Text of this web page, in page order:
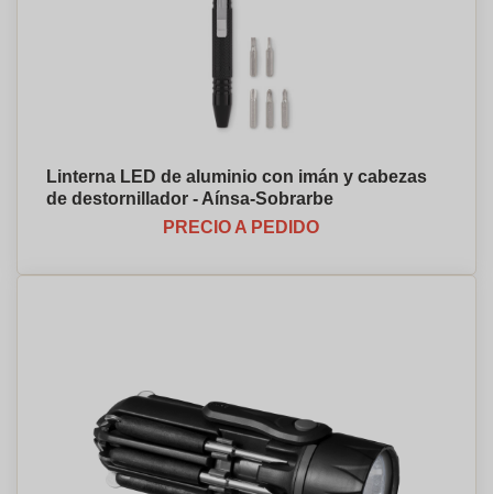
Linterna LED de aluminio con imán y cabezas
de destornillador - Aínsa-Sobrarbe
PRECIO A PEDIDO